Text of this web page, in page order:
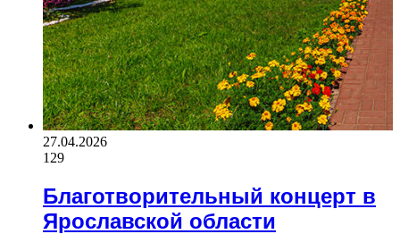
27.04.2026
129
Благотворительный концерт в
Ярославской области